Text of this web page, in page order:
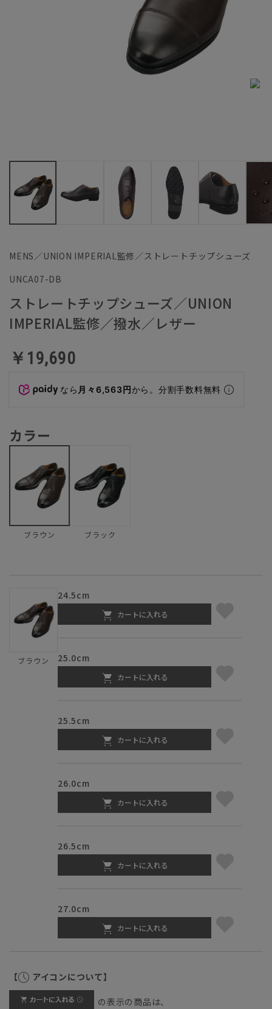
MENS／UNION IMPERIAL監修／ストレートチップシューズ
UNCA07-DB
ストレートチップシューズ／UNION
IMPERIAL監修／撥水／レザー
￥19,690
なら 月々6,563円から。分割手数料無料
カラー
ブラウン ブラック
ブラウン
24.5cm
カートに入れる
25.0cm
カートに入れる
25.5cm
カートに入れる
26.0cm
カートに入れる
26.5cm
カートに入れる
27.0cm
カートに入れる
【 アイコンについて】
の表示の商品は、